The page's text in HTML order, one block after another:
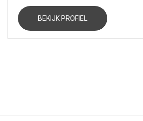
BEKIJK PROFIEL